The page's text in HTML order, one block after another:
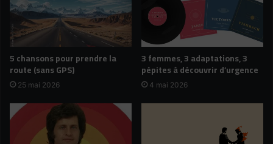
5 chansons pour prendre la
route (sans GPS)
25 mai 2026
3 femmes, 3 adaptations, 3
pépites à découvrir d’urgence
4 mai 2026